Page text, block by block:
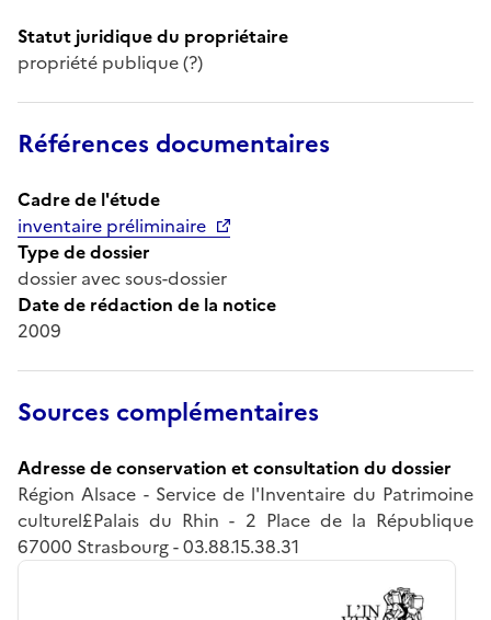
Statut juridique du propriétaire
propriété publique (?)
Références documentaires
Cadre de l'étude
inventaire préliminaire
Type de dossier
dossier avec sous-dossier
Date de rédaction de la notice
2009
Sources complémentaires
Adresse de conservation et consultation du dossier
Région Alsace - Service de l'Inventaire du Patrimoine
culturel£Palais du Rhin - 2 Place de la République
67000 Strasbourg - 03.88.15.38.31